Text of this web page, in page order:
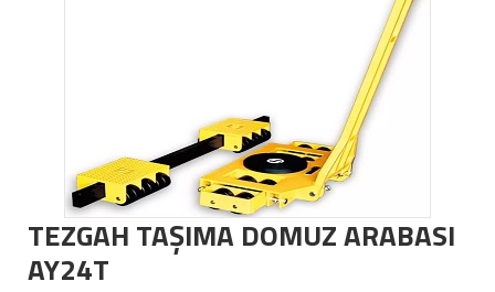
TEZGAH TAŞIMA DOMUZ ARABASI
AY24T